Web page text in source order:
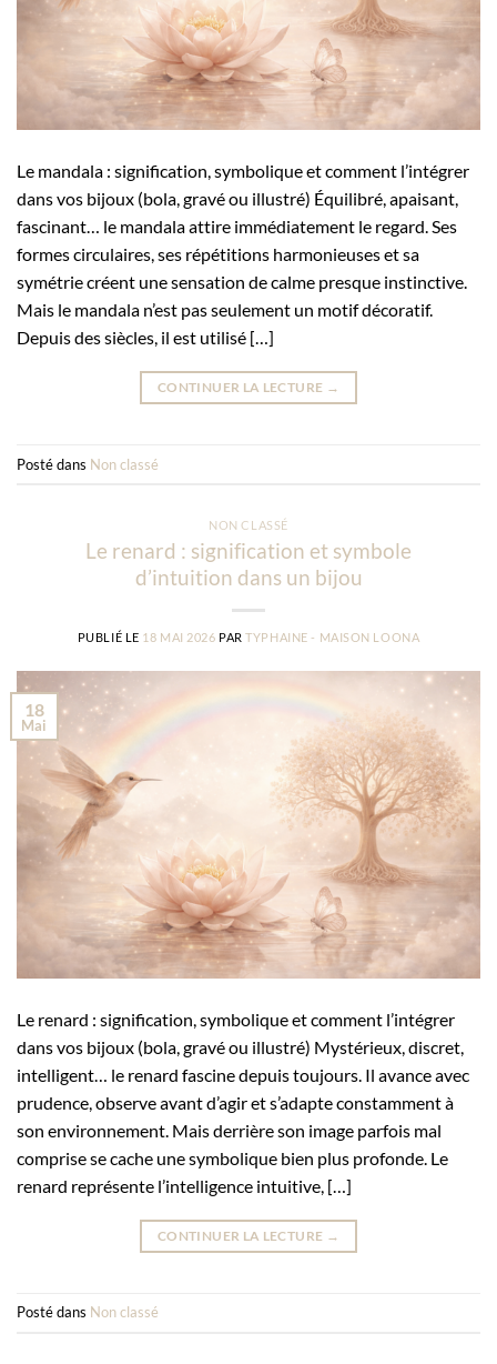
Le mandala : signification, symbolique et comment l’intégrer
dans vos bijoux (bola, gravé ou illustré) Équilibré, apaisant,
fascinant… le mandala attire immédiatement le regard. Ses
formes circulaires, ses répétitions harmonieuses et sa
symétrie créent une sensation de calme presque instinctive.
Mais le mandala n’est pas seulement un motif décoratif.
Depuis des siècles, il est utilisé […]
CONTINUER LA LECTURE →
Posté dans Non classé
NON CLASSÉ
Le renard : signification et symbole
d’intuition dans un bijou
PUBLIÉ LE 18 MAI 2026 PARTYPHAINE - MAISON LOONA
18
Mai
Le renard : signification, symbolique et comment l’intégrer
dans vos bijoux (bola, gravé ou illustré) Mystérieux, discret,
intelligent… le renard fascine depuis toujours. Il avance avec
prudence, observe avant d’agir et s’adapte constamment à
son environnement. Mais derrière son image parfois mal
comprise se cache une symbolique bien plus profonde. Le
renard représente l’intelligence intuitive, […]
CONTINUER LA LECTURE →
Posté dans Non classé